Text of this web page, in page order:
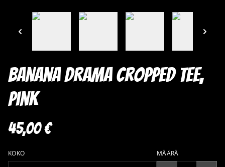
Banana Drama Cropped Tee,
Pink
45,00 €
KOKO MÄÄRÄ